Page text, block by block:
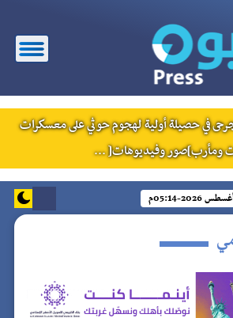
في حصيلة أولية لهجوم حوثي على معسكرات
ومأرب]صور وفيديوهات[ ...